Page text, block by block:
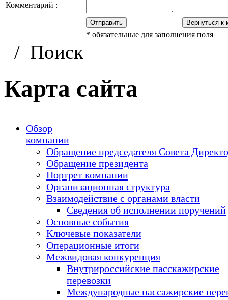
Комментарий :
Отправить Вернуться к
* обязательные для заполнения поля
/ Поиск
Карта сайта
Обзор
компании
Обращение председателя Совета
Обращение президента
Портрет компании
Организационная структура
Взаимодействие с органами власти
Сведения об исполнении поручений
Основные события
Ключевые показатели
Операционные итоги
Межвидовая конкуренция
Внутрироссийские пасскажирские
перевозки
Международные пассажирские